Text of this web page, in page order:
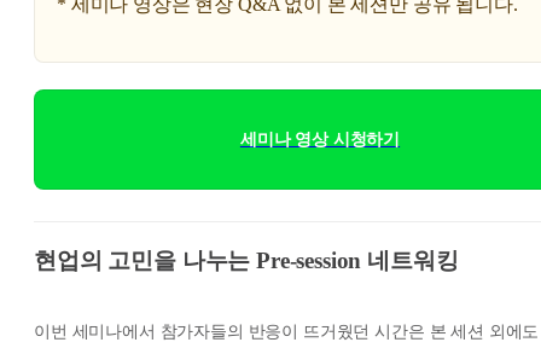
* 세미나 영상은 현장 Q&A 없이 본 세션만 공유 됩니다.
세미나 영상 시청하기
현업의 고민을 나누는 Pre-session 네트워킹
이번 세미나에서 참가자들의 반응이 뜨거웠던 시간은 본 세션 외에도